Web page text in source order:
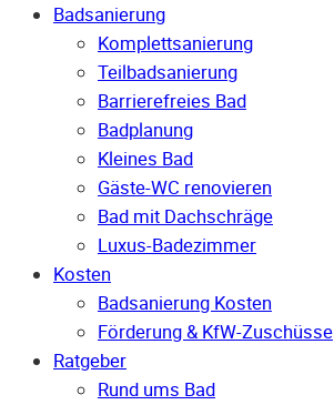
Badsanierung
Komplettsanierung
Teilbadsanierung
Barrierefreies Bad
Badplanung
Kleines Bad
Gäste-WC renovieren
Bad mit Dachschräge
Luxus-Badezimmer
Kosten
Badsanierung Kosten
Förderung & KfW-Zuschüsse
Ratgeber
Rund ums Bad